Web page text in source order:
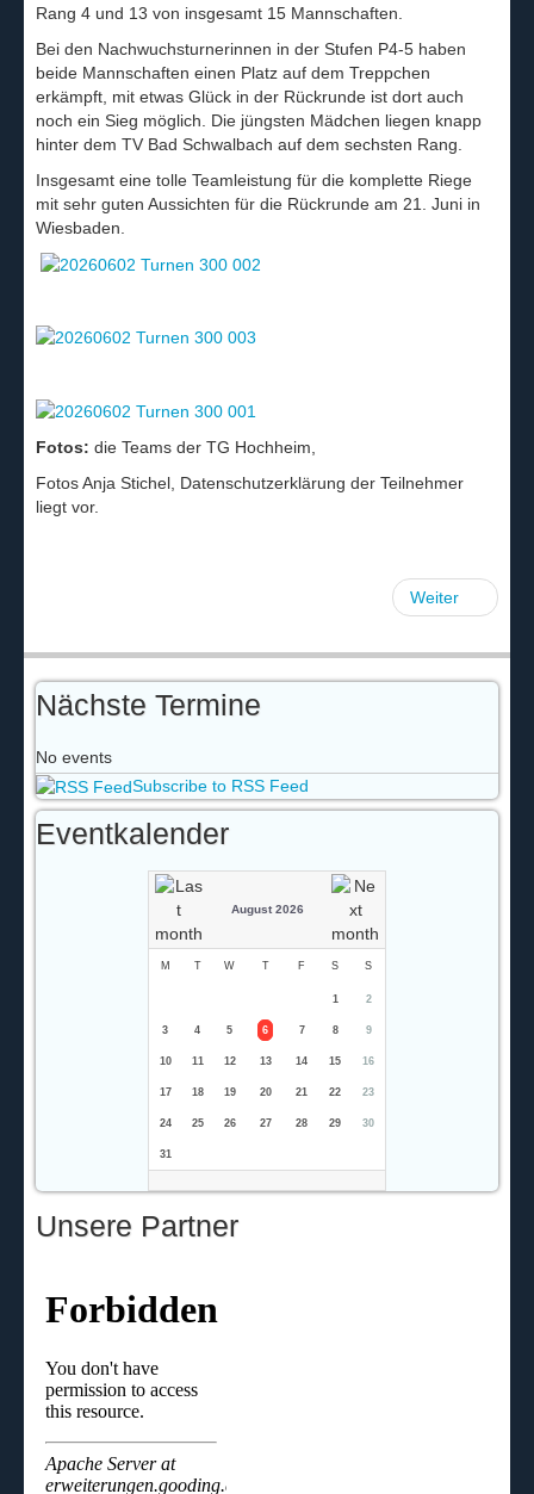
Rang 4 und 13 von insgesamt 15 Mannschaften.
Bei den Nachwuchsturnerinnen in der Stufen P4-5 haben
beide Mannschaften einen Platz auf dem Treppchen
erkämpft, mit etwas Glück in der Rückrunde ist dort auch
noch ein Sieg möglich. Die jüngsten Mädchen liegen knapp
hinter dem TV Bad Schwalbach auf dem sechsten Rang.
Insgesamt eine tolle Teamleistung für die komplette Riege
mit sehr guten Aussichten für die Rückrunde am 21. Juni in
Wiesbaden.
Fotos: die Teams der TG Hochheim,
Fotos Anja Stichel, Datenschutzerklärung der Teilnehmer
liegt vor.
Weiter
Nächste Termine
No events
Subscribe to RSS Feed
Eventkalender
August 2026
M T W T F S S
1 2
3 4 5 6 7 8 9
10 11 12 13 14 15 16
17 18 19 20 21 22 23
24 25 26 27 28 29 30
31
Unsere Partner